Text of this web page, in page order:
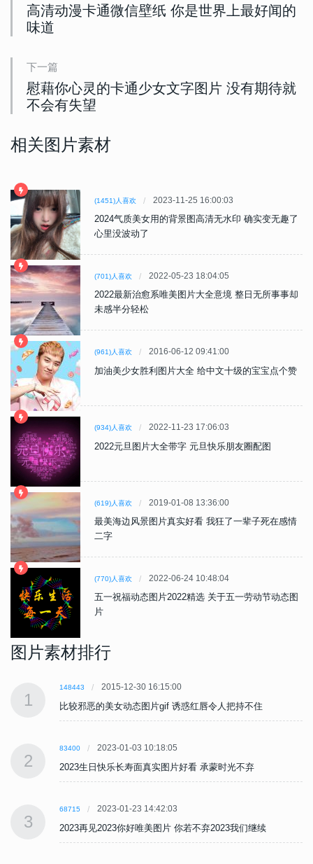
高清动漫卡通微信壁纸 你是世界上最好闻的
味道
下一篇
慰藉你心灵的卡通少女文字图片 没有期待就
不会有失望
相关图片素材
(1451)人喜欢 2023-11-25 16:00:03
2024气质美女用的背景图高清无水印 确实变无趣了
心里没波动了
(701)人喜欢 2022-05-23 18:04:05
2022最新治愈系唯美图片大全意境 整日无所事事却
未感半分轻松
(961)人喜欢 2016-06-12 09:41:00
加油美少女胜利图片大全 给中文十级的宝宝点个赞
(934)人喜欢 2022-11-23 17:06:03
2022元旦图片大全带字 元旦快乐朋友圈配图
(619)人喜欢 2019-01-08 13:36:00
最美海边风景图片真实好看 我狂了一辈子死在感情
二字
(770)人喜欢 2022-06-24 10:48:04
五一祝福动态图片2022精选 关于五一劳动节动态图
片
图片素材排行
1
148443 2015-12-30 16:15:00
比较邪恶的美女动态图片gif 诱惑红唇令人把持不住
2
83400 2023-01-03 10:18:05
2023生日快乐长寿面真实图片好看 承蒙时光不弃
3
68715 2023-01-23 14:42:03
2023再见2023你好唯美图片 你若不弃2023我们继续